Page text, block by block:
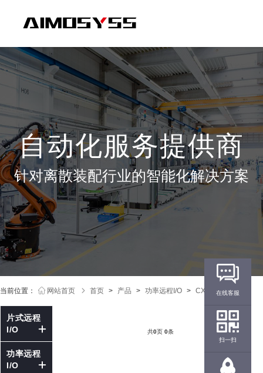
自动化服务提供商
针对离散装配行业的智能化解决方案
当前位置： 网站首页 首页 > 产品 > 功率远程I/O > CX-OD
片式远程
I/O
功率远程
I/O
共0页 0条
在线客服
扫一扫